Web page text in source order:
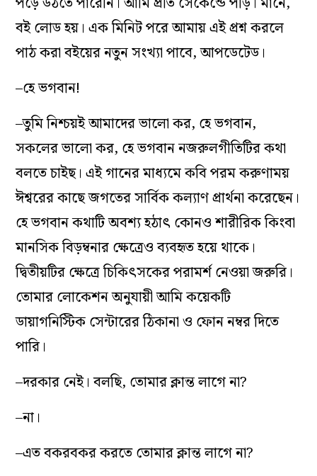
বই লোড হয়। এক মিনিট পরে আমায় এই প্রশ্ন করলে
পাঠ করা বইয়ের নতুন সংখ্যা পাবে, আপডেটেড।
–হে ভগবান!
–তুমি নিশ্চয়ই আমাদের ভালো কর, হে ভগবান,
সকলের ভালো কর, হে ভগবান নজরুলগীতিটির কথা
বলতে চাইছ। এই গানের মাধ্যমে কবি পরম করুণাময়
ঈশ্বরের কাছে জগতের সার্বিক কল্যাণ প্রার্থনা করেছেন।
হে ভগবান কথাটি অবশ্য হঠাৎ কোনও শারীরিক কিংবা
মানসিক বিড়ম্বনার ক্ষেত্রেও ব্যবহৃত হয়ে থাকে।
দ্বিতীয়টির ক্ষেত্রে চিকিৎসকের পরামর্শ নেওয়া জরুরি।
তোমার লোকেশন অনুযায়ী আমি কয়েকটি
ডায়াগনিস্টিক সেন্টারের ঠিকানা ও ফোন নম্বর দিতে
পারি।
–দরকার নেই। বলছি, তোমার ক্লান্ত লাগে না?
–না।
–এত বকরবকর করতে তোমার ক্লান্ত লাগে না?